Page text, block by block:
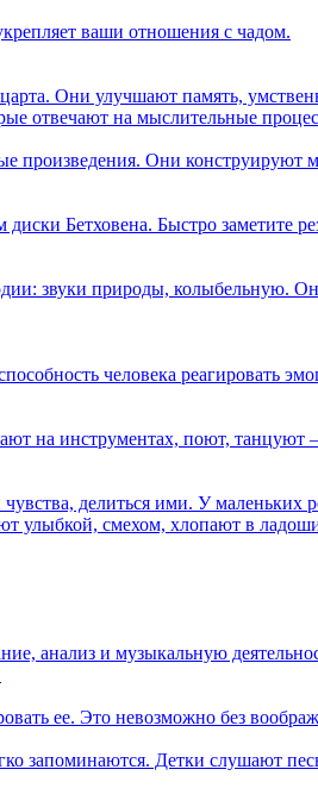
ваши отношения с чадом.
Они улучшают память,
отвечают на мыслительные
Они конструируют
Бетховена. Быстро заметите
звуки природы, колыбельную.
человека реагировать
на инструментах, поют, танцуют
делиться ими. У маленьких
улыбкой, смехом, хлопают в
анализ и музыкальную
ее. Это невозможно без
запоминаются. Детки слушают